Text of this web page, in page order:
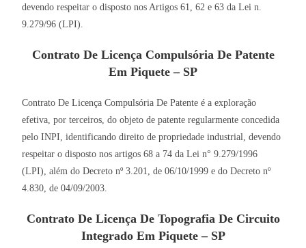
devendo respeitar o disposto nos Artigos 61, 62 e 63 da Lei n.
9.279/96 (LPI).
Contrato De Licença Compulsória De Patente
Em Piquete – SP
Contrato De Licença Compulsória De Patente é a exploração
efetiva, por terceiros, do objeto de patente regularmente concedida
pelo INPI, identificando direito de propriedade industrial, devendo
respeitar o disposto nos artigos 68 a 74 da Lei n° 9.279/1996
(LPI), além do Decreto nº 3.201, de 06/10/1999 e do Decreto nº
4.830, de 04/09/2003.
Contrato De Licença De Topografia De Circuito
Integrado Em Piquete – SP